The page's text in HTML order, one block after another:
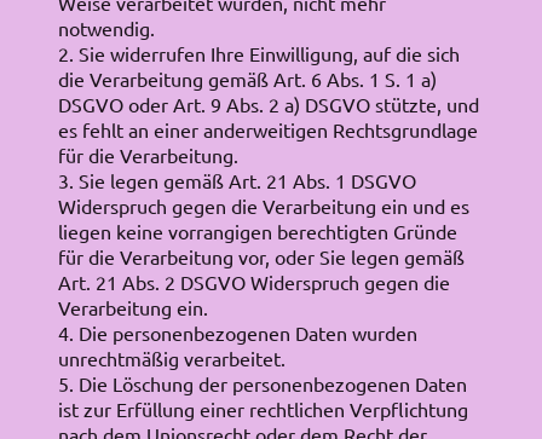
notwendig.
2. Sie widerrufen Ihre Einwilligung, auf die sich
die Verarbeitung gemäß Art. 6 Abs. 1 S. 1 a)
DSGVO oder Art. 9 Abs. 2 a) DSGVO stützte, und
es fehlt an einer anderweitigen Rechtsgrundlage
für die Verarbeitung.
3. Sie legen gemäß Art. 21 Abs. 1 DSGVO
Widerspruch gegen die Verarbeitung ein und es
liegen keine vorrangigen berechtigten Gründe
für die Verarbeitung vor, oder Sie legen gemäß
Art. 21 Abs. 2 DSGVO Widerspruch gegen die
Verarbeitung ein.
4. Die personenbezogenen Daten wurden
unrechtmäßig verarbeitet.
5. Die Löschung der personenbezogenen Daten
ist zur Erfüllung einer rechtlichen Verpflichtung